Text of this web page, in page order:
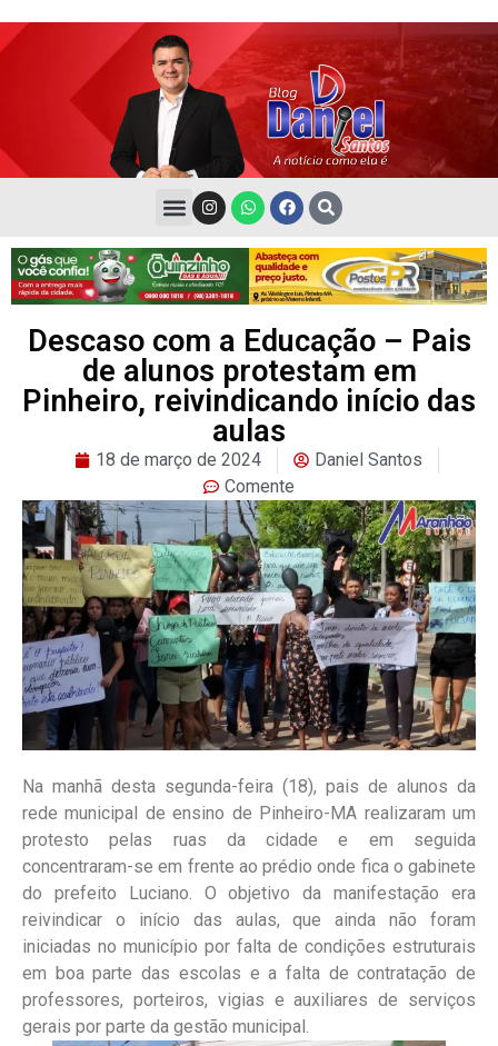
Descaso com a Educação – Pais
de alunos protestam em
Pinheiro, reivindicando início das
aulas
18 de março de 2024
Daniel Santos
Comente
Na manhã desta segunda-feira (18), pais de alunos da
rede municipal de ensino de Pinheiro-MA realizaram um
protesto pelas ruas da cidade e em seguida
concentraram-se em frente ao prédio onde fica o gabinete
do prefeito Luciano. O objetivo da manifestação era
reivindicar o início das aulas, que ainda não foram
iniciadas no município por falta de condições estruturais
em boa parte das escolas e a falta de contratação de
professores, porteiros, vigias e auxiliares de serviços
gerais por parte da gestão municipal.